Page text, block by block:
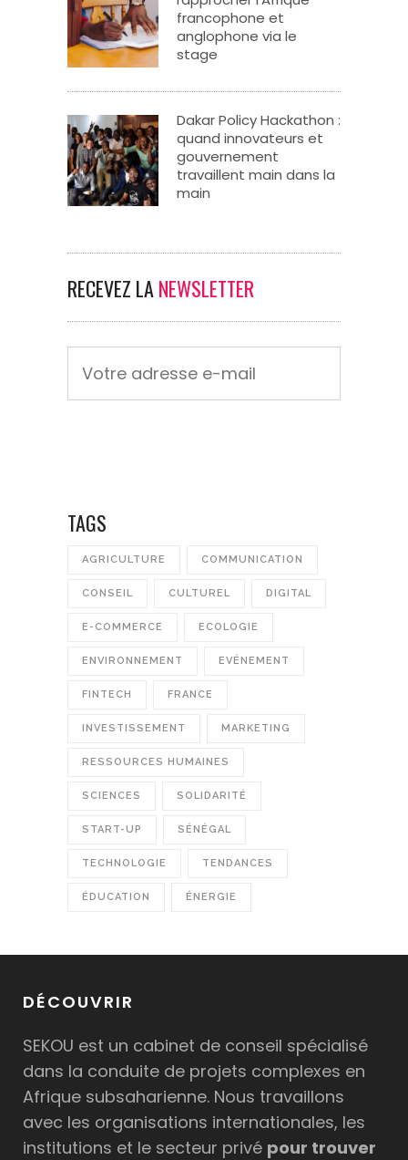
francophone et
anglophone via le
stage
Dakar Policy Hackathon :
quand innovateurs et
gouvernement
travaillent main dans la
main
RECEVEZ LA NEWSLETTER
TAGS
AGRICULTURE COMMUNICATION
CONSEIL CULTUREL DIGITAL
E-COMMERCE ECOLOGIE
ENVIRONNEMENT EVÉNEMENT
FINTECH FRANCE
INVESTISSEMENT MARKETING
RESSOURCES HUMAINES
SCIENCES SOLIDARITÉ
START-UP SÉNÉGAL
TECHNOLOGIE TENDANCES
ÉDUCATION ÉNERGIE
DÉCOUVRIR
SEKOU est un cabinet de conseil spécialisé
dans la conduite de projets complexes en
Afrique subsaharienne. Nous travaillons
avec les organisations internationales, les
institutions et le secteur privé pour trouver